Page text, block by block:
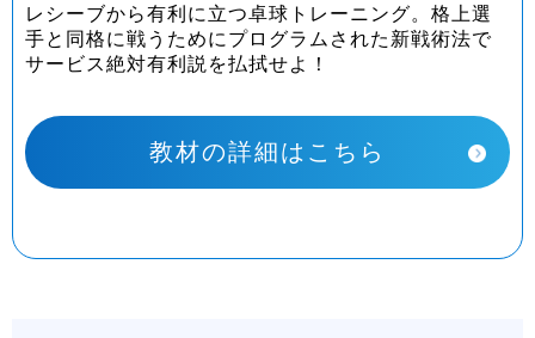
レシーブから有利に立つ卓球トレーニング。格上選
手と同格に戦うためにプログラムされた新戦術法で
サービス絶対有利説を払拭せよ！
教材の詳細はこちら